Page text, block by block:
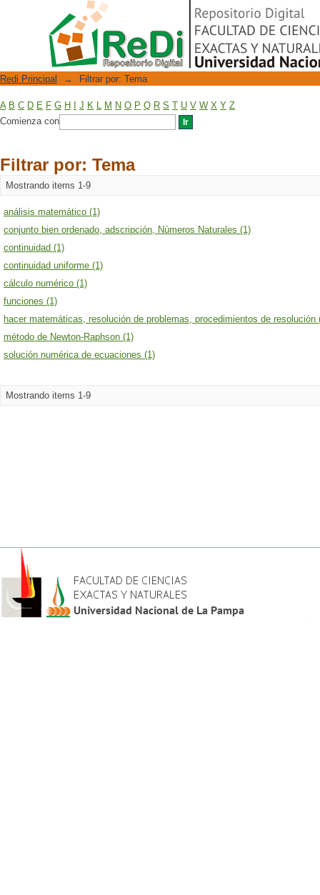
Filtrar por: Tema
Repositorio Digital
Redi Principal → Filtrar por: Tema
A B C D E F G H J K L M N O P Q R S T U V W X Y Z
Comienza con
Filtrar por: Tema
Mostrando items 1-9
análisis matemático (1)
conjunto bien ordenado, adscripción, Números Naturales (1)
continuidad (1)
continuidad uniforme (1)
cálculo numérico (1)
funciones (1)
hacer matemáticas, resolución de problemas, procedimientos de resolución
método de Newton-Raphson (1)
solución numérica de ecuaciones (1)
Mostrando items 1-9